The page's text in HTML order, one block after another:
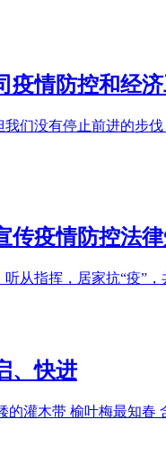
疫情防控和经
我们没有停止前进的步
传疫情防控法
从指挥，居家抗“疫”
、快进
灌木带 榆叶梅最知